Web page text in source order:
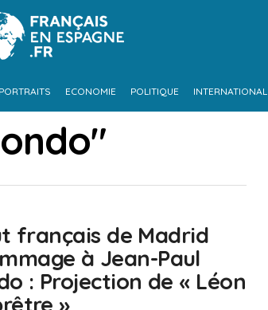
PORTRAITS ECONOMIE POLITIQUE INTERNATIONAL
français de Madrid
à Jean-Paul
: Projection de « Léon
»